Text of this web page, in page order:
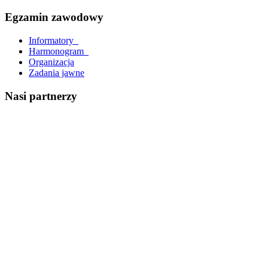
Egzamin zawodowy
Informatory_
Harmonogram_
Organizacja
Zadania jawne
Nasi partnerzy